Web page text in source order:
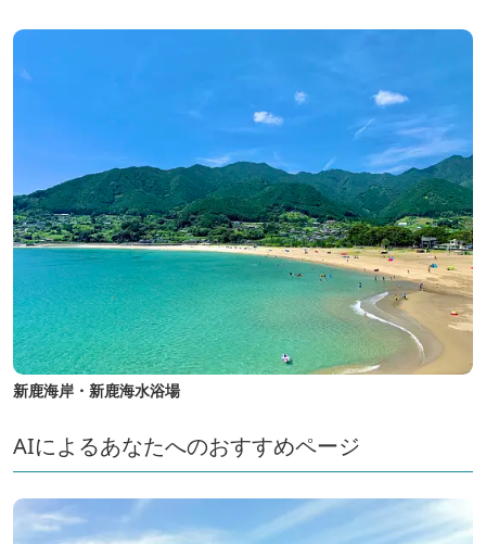
新鹿海岸・新鹿海水浴場
AIによるあなたへのおすすめページ